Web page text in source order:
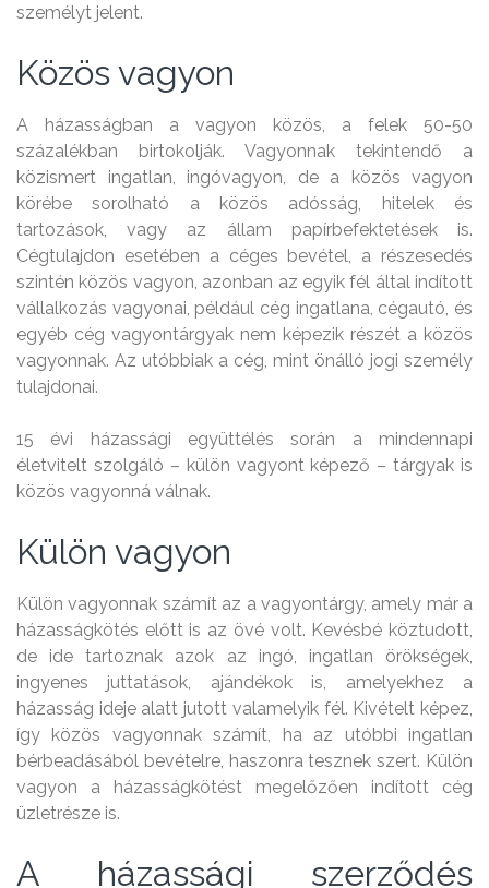
személyt jelent.
Közös vagyon
A házasságban a vagyon közös, a felek 50-50
százalékban birtokolják. Vagyonnak tekintendő a
közismert ingatlan, ingóvagyon, de a közös vagyon
körébe sorolható a közös adósság, hitelek és
tartozások, vagy az állam papírbefektetések is.
Cégtulajdon esetében a céges bevétel, a részesedés
szintén közös vagyon, azonban az egyik fél által indított
vállalkozás vagyonai, például cég ingatlana, cégautó, és
egyéb cég vagyontárgyak nem képezik részét a közös
vagyonnak. Az utóbbiak a cég, mint önálló jogi személy
tulajdonai.
15 évi házassági együttélés során a mindennapi
életvitelt szolgáló – külön vagyont képező – tárgyak is
közös vagyonná válnak.
Külön vagyon
Külön vagyonnak számít az a vagyontárgy, amely már a
házasságkötés előtt is az övé volt. Kevésbé köztudott,
de ide tartoznak azok az ingó, ingatlan örökségek,
ingyenes juttatások, ajándékok is, amelyekhez a
házasság ideje alatt jutott valamelyik fél. Kivételt képez,
így közös vagyonnak számít, ha az utóbbi ingatlan
bérbeadásából bevételre, haszonra tesznek szert. Külön
vagyon a házasságkötést megelőzően indított cég
üzletrésze is.
A házassági szerződés